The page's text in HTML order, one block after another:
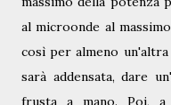
al microonde al
così per almeno
sarà addensata, dare
frusta a mano. Poi, a